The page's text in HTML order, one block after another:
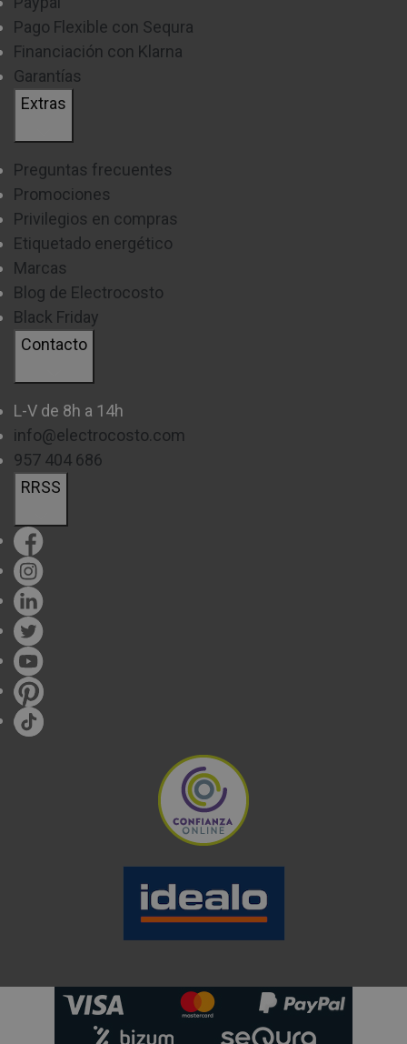
Pago Flexible con Sequra
Financiación con Klarna
Garantías
Extras
Preguntas frecuentes
Promociones
Privilegios en compras
Etiquetado energético
Marcas
Blog de Electrocosto
Black Friday
Contacto
L-V de 8h a 14h
info@electrocosto.com
957 404 686
RRSS